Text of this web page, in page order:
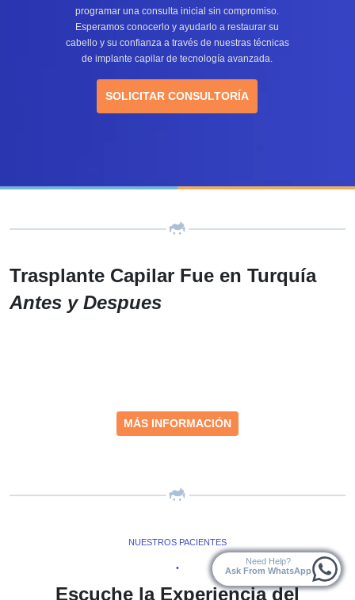
programar una consulta inicial sin compromiso.
Esperamos conocerlo y ayudarlo a restaurar su
cabello y su confianza a través de nuestras técnicas
de implante capilar de tecnología avanzada.
SOLICITAR CONSULTORÍA
Trasplante Capilar Fue en Turquía
Antes y Despues
MÁS INFORMACIÓN
NUESTROS PACIENTES
•
Escuche la Experiencia del
Need Help?
Ask From WhatsApp